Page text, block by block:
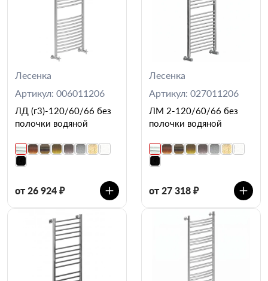
Лесенка
Артикул: 006011206
ЛД (г3)-120/60/66 без
полочки водяной
от 26 924 ₽
Лесенка
Артикул: 027011206
ЛМ 2-120/60/66 без
полочки водяной
от 27 318 ₽